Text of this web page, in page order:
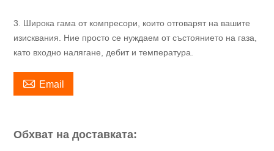
3. Широка гама от компресори, които отговарят на вашите
изисквания. Ние просто се нуждаем от състоянието на газа,
като входно налягане, дебит и температура.
 Email
Обхват на доставката: